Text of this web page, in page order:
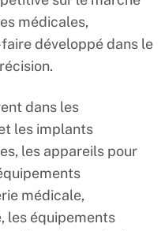
médicales,
développé dans le
dans les
les implants
les appareils pour
médicale,
les équipements